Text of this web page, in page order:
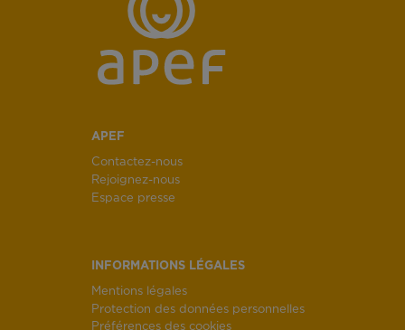
APEF
Contactez-nous
Rejoignez-nous
Espace presse
INFORMATIONS LÉGALES
Mentions légales
Protection des données personnelles
Préférences des cookies